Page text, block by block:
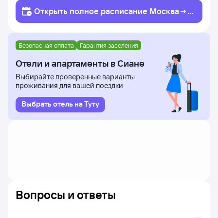
Открыть полное расписание Москва
С
иань
Безопасная оплата Гарантия заселения
Отели и апартаменты в Сиане
Выбирайте проверенные варианты
проживания для вашей поездки
Выбрать отель на Туту
Вопросы и ответы